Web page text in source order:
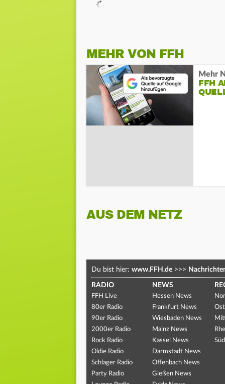
MEHR VON FFH
Mehr
FFH
AUS DEM NETZ
Du bist hier: www.FFH.de >>>
RADIO
FFH Live
80er Radio
90er Radio
2000er Radio
Rock Radio
Oldie Radio
Schlager Radio
Party Radio
NEWS
Hessen News
Frankfurt News
Wiesbaden News
Mainz News
Kassel News
Darmstadt News
Offenbach News
Gießen News